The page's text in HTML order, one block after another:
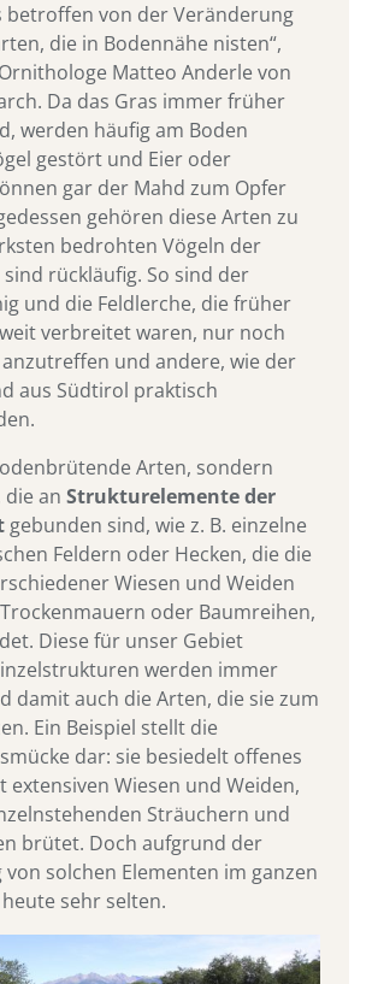
betroffen von der Veränderung
die in Bodennähe nisten“,
Matteo Anderle von
Da das Gras immer früher
werden häufig am Boden
gestört und Eier oder
gar der Mahd zum Opfer
gehören diese Arten zu
bedrohten Vögeln der
rückläufig. So sind der
und die Feldlerche, die früher
verbreitet waren, nur noch
und andere, wie der
aus Südtirol praktisch
Arten, sondern
an Strukturelemente der
gebunden sind, wie z. B. einzelne
Feldern oder Hecken, die die
Wiesen und Weiden
oder Baumreihen,
Diese für unser Gebiet
werden immer
damit auch die Arten, die sie zum
Ein Beispiel stellt die
dar: sie besiedelt offenes
extensiven Wiesen und Weiden,
Sträuchern und
brütet. Doch aufgrund der
von solchen Elementen im ganzen
sehr selten.